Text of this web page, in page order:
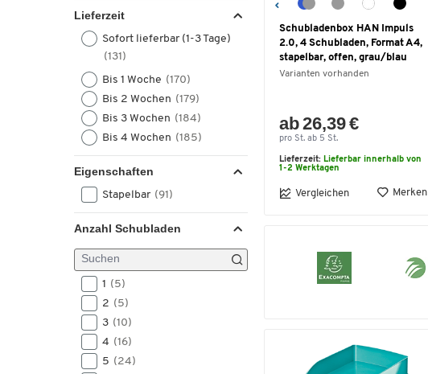
Lieferzeit
Sofort lieferbar (1-3 Tage)
(131)
Bis 1 Woche (170)
Bis 2 Wochen (179)
Bis 3 Wochen (184)
Bis 4 Wochen (185)
Eigenschaften
Stapelbar (91)
Anzahl Schubladen
1 (5)
2 (5)
3 (10)
4 (16)
5 (24)
Schubladenbox HAN Impuls
2.0, 4 Schubladen, Format A4,
stapelbar, offen, grau/blau
Varianten vorhanden
ab 26,39 €
pro St. ab 5 St.
Lieferzeit: Lieferbar innerhalb von
1-2 Werktagen
Vergleichen Merken